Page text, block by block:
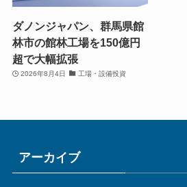
ダノンジャパン、群馬県館
林市の館林工場を150億円
超で大幅拡張
2026年8月4日 工場・設備投資
アーカイブ